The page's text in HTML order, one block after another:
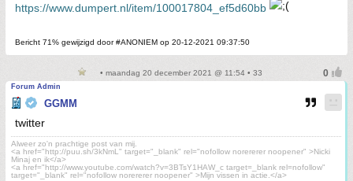
https://www.dumpert.nl/item/100017804_ef5d60bb
Bericht 71% gewijzigd door #ANONIEM op 20-12-2021 09:37:50
• maandag 20 december 2021 @ 11:54 • 33
Forum Admin
GGMM
twitter
Alweer zo'n prachtige post van mij.
<a href="http://puu.sh/3kNmL" target="_blank" rel="nofollow norererer noopener" >Nicki
Minaj en ik</a>
<a href="http://www.youtube.com/watch?v=3BTsY1HAW_c target=_blank rel=nofollow"
target="_blank" rel="nofollow norererer noopener" >Mijn vissen in actie.</a>